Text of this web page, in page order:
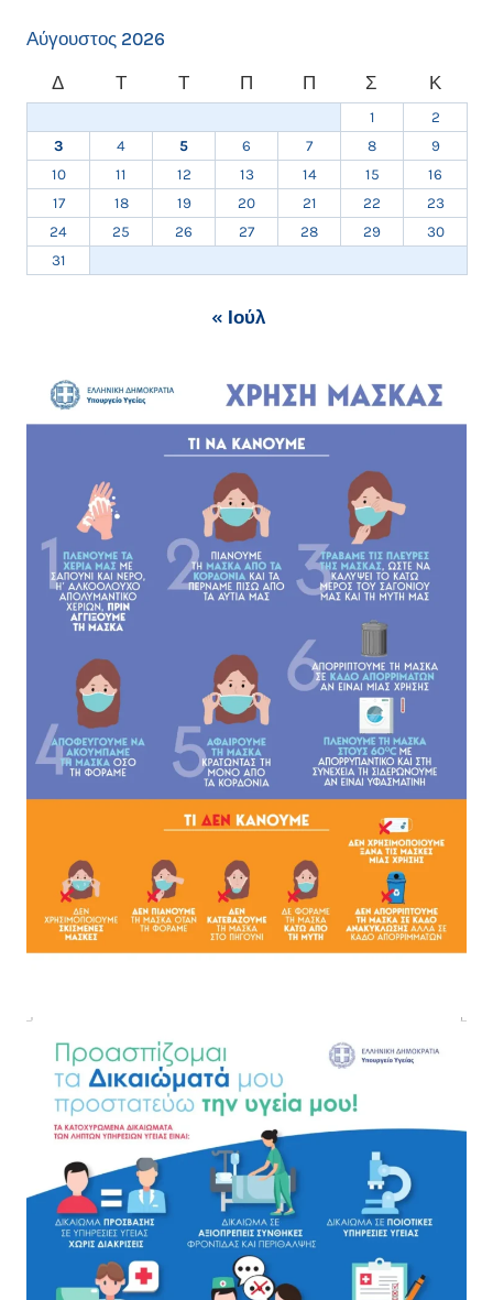
Αύγουστος 2026
Δ
Τ Τ Π Π Σ Κ
1
2
3
4 5 6 7 8
9
10
11 12 13 14 15
16
17
18 19 20 21 22
23
24
25 26 27 28 29
30
31
« Ιούλ